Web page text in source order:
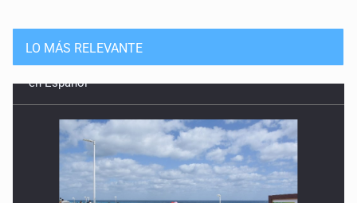
LO MÁS RELEVANTE